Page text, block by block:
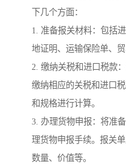
下几个方面：
1. 准备报关材料：包括
地证明、运输保险单、
2. 缴纳关税和进口税款
缴纳相应的关税和进口
和规格进行计算。
3. 办理货物申报：将准
理货物申报手续。报关
数量、价值等。